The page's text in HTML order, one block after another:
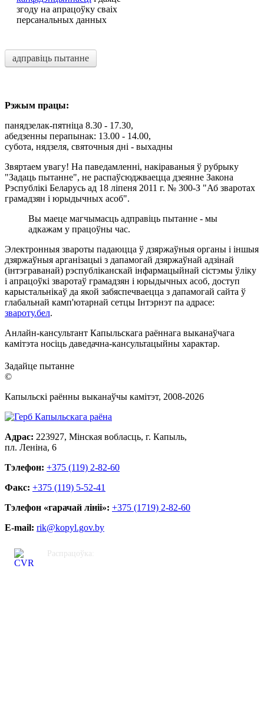
згоду на апрацоўку сваіх
персанальных данных
адправіць пытанне
Рэжым працы:
панядзелак-пятніца 8.30 - 17.30,
абедзенны перапынак: 13.00 - 14.00,
субота, нядзеля, святочныя дні - выхадны
Звяртаем увагу! На паведамленні, накіраваныя ў рубрыку
"Задаць пытанне", не распаўсюджваецца дзеянне Закона
Рэспублікі Беларусь ад 18 ліпеня 2011 г. № 300-З "Аб зваротах
грамадзян і юрыдычных асоб".
Вы маеце магчымасць адправіць пытанне - мы
адкажам у працоўны час.
Электронныя звароты падаюцца ў дзяржаўныя органы і іншыя
дзяржаўныя арганізацыі з дапамогай дзяржаўнай адзінай
(інтэграванай) рэспубліканскай інфармацыйнай сістэмы ўліку
і апрацоўкі зваротаў грамадзян і юрыдычных асоб, доступ
карыстальнікаў да якой забяспечваецца з дапамогай сайта ў
глабальнай камп'ютарнай сетцы Інтэрнэт па адрасе:
звароту.бел.
Анлайн-кансультант Капыльскага раённага выканаўчага
камітэта носіць даведачна-кансультацыйны характар.
Задайце пытанне
©
Капыльскі раённы выканаўчы камітэт, 2008-2026
Адрас: 223927, Мінская вобласць, г. Капыль,
пл. Леніна, 6
Тэлефон: +375 (119) 2-82-60
Факс: +375 (119) 5-52-41
Тэлефон «гарачай лініі»: +375 (1719) 2-82-60
E-mail: rik@kopyl.gov.by
Распрацоўка: